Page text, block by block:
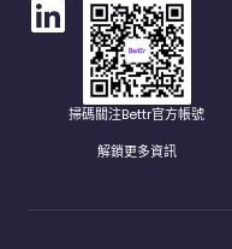
掃碼關注Bettr官方帳號
解鎖更多資訊